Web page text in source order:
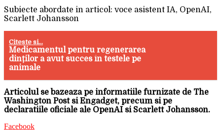
Subiecte abordate in articol: voce asistent IA, OpenAI,
Scarlett Johansson
Citeste si...
Medicamentul pentru regenerarea
dinților a avut succes în testele pe
animale
Articolul se bazeaza pe informatiile furnizate de The
Washington Post si Engadget, precum si pe
declaratiile oficiale ale OpenAI si Scarlett Johansson.
Facebook